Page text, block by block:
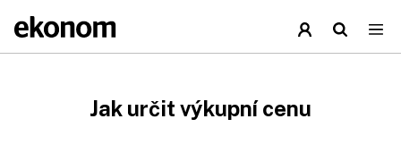
Jak určit výkupní cenu